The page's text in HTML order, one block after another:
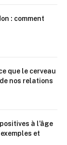
: comment
que le cerveau
nos relations
à l’âge
et